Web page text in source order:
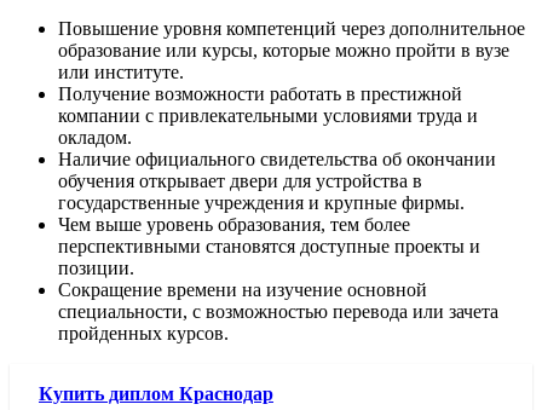
Повышение уровня компетенций через дополнительное
образование или курсы, которые можно пройти в вузе
или институте.
Получение возможности работать в престижной
компании с привлекательными условиями труда и
окладом.
Наличие официального свидетельства об окончании
обучения открывает двери для устройства в
государственные учреждения и крупные фирмы.
Чем выше уровень образования, тем более
перспективными становятся доступные проекты и
позиции.
Сокращение времени на изучение основной
специальности, с возможностью перевода или зачета
пройденных курсов.
Купить диплом Краснодар